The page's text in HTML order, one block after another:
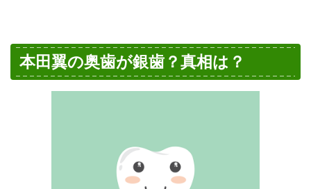
本田翼の奥歯が銀歯？真相は？